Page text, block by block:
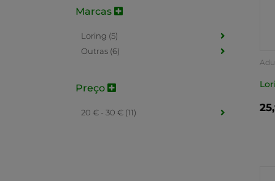
Marcas
Loring (5)
Outras (6)
Preço
20 € - 30 € (11)